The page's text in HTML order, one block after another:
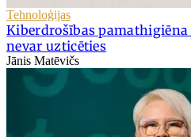
Tehnoloģijas
Kiberdrošības
nevar uzticēties
Jānis Matēvičs